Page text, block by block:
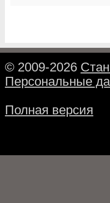
© 2009-2026
Персональные
Полная версия